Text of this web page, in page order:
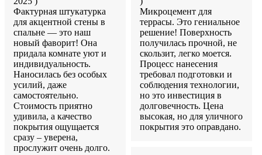
Фактурная штукатурка
для акцентной стены в
спальне — это наш
новый фаворит! Она
придала комнате уют и
индивидуальность.
Наносилась без особых
усилий, даже
самостоятельно.
Стоимость приятно
удивила, а качество
покрытия ощущается
сразу – уверена,
прослужит очень долго.
Микроцемент для
террасы. Это гениальное
решение! Поверхность
получилась прочной, не
скользит, легко моется.
Процесс нанесения
требовал подготовки и
соблюдения технологии,
но это инвестиция в
долговечность. Цена
высокая, но для уличного
покрытия это оправдано.